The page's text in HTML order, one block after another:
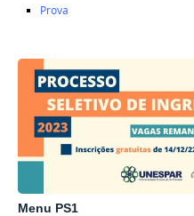
Prova
Menu PS1